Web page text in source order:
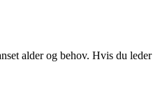
alder og behov. Hvis du leder